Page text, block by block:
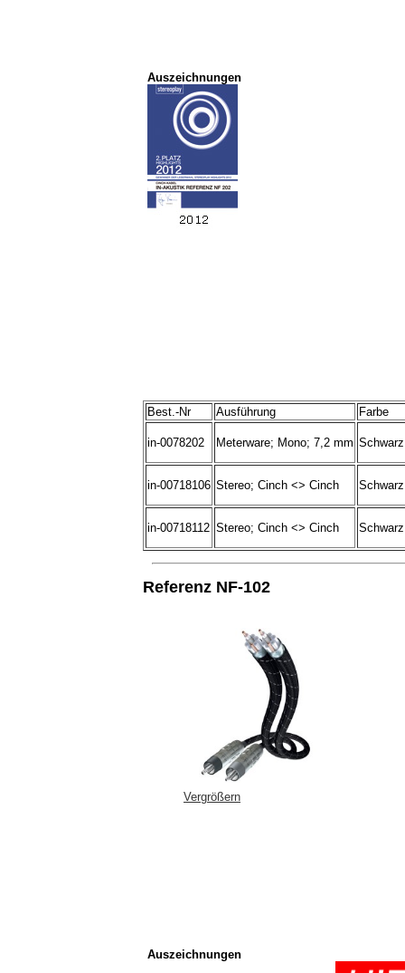
Auszeichnungen
Best.-Nr Ausführung Farbe
in-0078202 Meterware; Mono; 7,2 mm Schwarz
in-00718106 Stereo; Cinch <> Cinch Schwarz
in-00718112 Stereo; Cinch <> Cinch Schwarz
Referenz NF-102
Vergrößern
Auszeichnungen